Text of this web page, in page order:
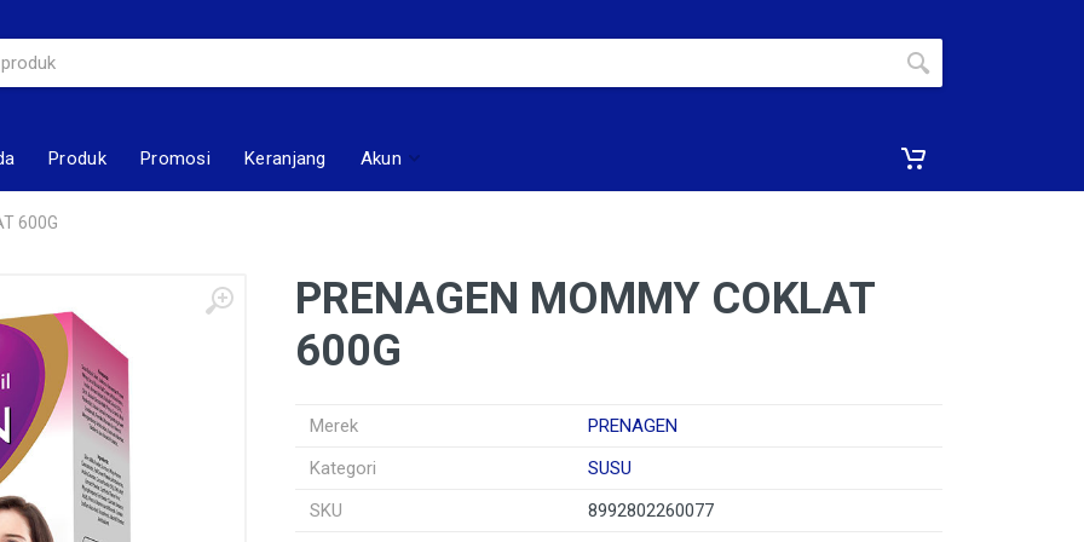
Produk Promosi Keranjang Akun
600G
PRENAGEN MOMMY COKLAT
600G
Merek
PRENAGEN
Kategori
SUSU
SKU
8992802260077